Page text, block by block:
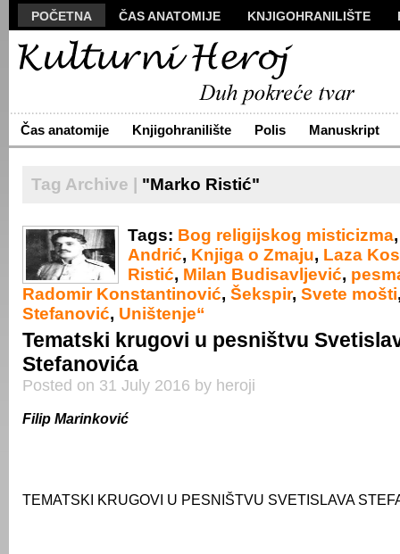
POČETNA ČAS ANATOMIJE KNJIGOHRANILIŠTE
MANUSKRIPT
VIZUALI
ARHIVA
O NAMA ŽIVA REČ KONTAKT
Čas anatomije Knjigohranilište Polis Manuskript
Tag Archive | "Marko Ristić"
Tags: Bog religijskog misticizma
Andrić, Knjiga o Zmaju, Laza
Ristić, Milan Budisavlјević,
Radomir Konstantinović, Šekspir, Svete mošti
Stefanović, Uništenje“
Tematski krugovi u pesništvu
Stefanovića
Posted on 31 July 2016 by heroji
Filip Marinković
TEMATSKI KRUGOVI U PESNIŠTVU SVETISLAVA